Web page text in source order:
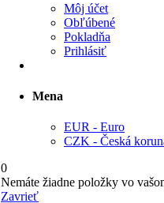
Môj účet
Obľúbené
Pokladňa
Prihlásiť
Mena
EUR - Euro
CZK - Česká
0
Nemáte žiadne položky vo
Zavrieť